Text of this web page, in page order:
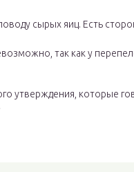
сырых яиц. Есть
так как у
утверждения, которые